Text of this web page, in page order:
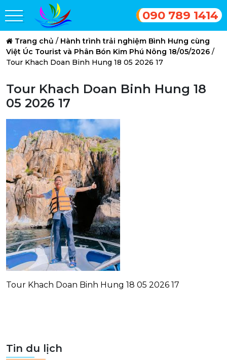
090 789 1414
Trang chủ / Hành trình trải nghiệm Bình Hưng cùng
Việt Úc Tourist và Phân Bón Kim Phú Nông 18/05/2026 /
Tour Khach Doan Binh Hung 18 05 2026 17
Tour Khach Doan Binh Hung 18
05 2026 17
Tour Khach Doan Binh Hung 18 05 2026 17
Tin du lịch